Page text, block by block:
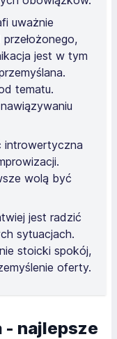
uważnie
jest w tym
tematu.
introwertyczna
wolą być
jest radzić
sytuacjach.
stoicki spokój,
oferty.
- najlepsze